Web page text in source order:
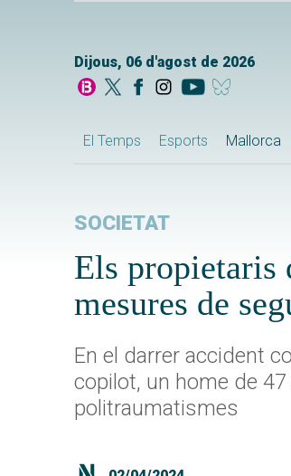
Dijous, 06 d'agost de 2026
El Temps Esports Mallorca
SOCIETAT
Els propietaris
mesures de
En el darrer accident
copilot, un home de
politraumatismes